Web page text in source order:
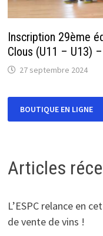
Inscription 29ème
Clous (U11 – U13)
27 septembre 2024
Articles
L’ESPC relance en
de vente de vins !